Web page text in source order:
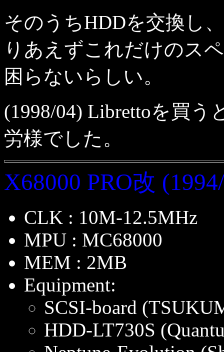
そのうちHDDを交換し
りあえずこれだけのス
困らないらしい。
(1998/04) Librettoを買
労様でした。
X68000 PRO改
CLK : 10M-12.5MHz
MPU : MC68000
MEM : 2MB
Equipment:
SCSI-board
HDD-LT730S